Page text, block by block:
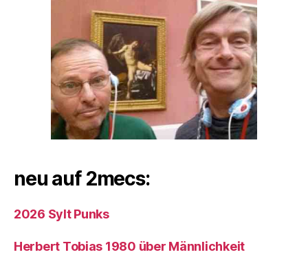
neu auf 2mecs:
2026 Sylt Punks
Herbert Tobias 1980 über Männlichkeit